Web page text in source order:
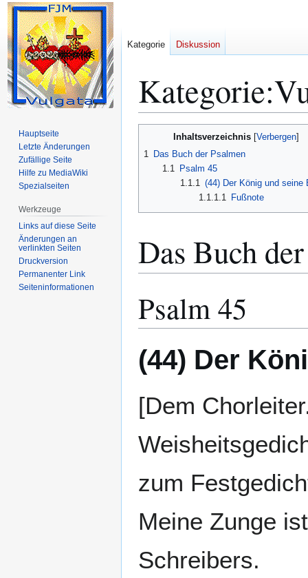
Kategorie:
Inhaltsverzeichnis
1 Das Buch der Psalmen
1.1
Psalm 45
1.1.1 (44) Der König und seine
1.1.1.1
Fußnote
Das Buch
Psalm 45
(44) Der
[Dem
zum
Meine Zunge
Schreibers.
Kategorie Diskussion
Hauptseite
Letzte Änderungen
Zufällige Seite
Hilfe zu MediaWiki
Spezialseiten
Werkzeuge
Links auf diese Seite
Änderungen an
verlinkten Seiten
Druckversion
Permanenter Link
Seiten­­informationen